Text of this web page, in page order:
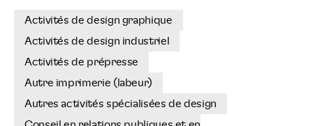
Activités de design graphique
Activités de design industriel
Activités de prépresse
Autre imprimerie (labeur)
Autres activités spécialisées de design